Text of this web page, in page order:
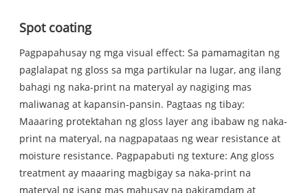
Spot coating
Pagpapahusay ng mga visual effect: Sa pamamagitan ng
paglalapat ng gloss sa mga partikular na lugar, ang ilang
bahagi ng naka-print na materyal ay nagiging mas
maliwanag at kapansin-pansin. Pagtaas ng tibay:
Maaaring protektahan ng gloss layer ang ibabaw ng naka-
print na materyal, na nagpapataas ng wear resistance at
moisture resistance. Pagpapabuti ng texture: Ang gloss
treatment ay maaaring magbigay sa naka-print na
materyal ng isang mas mahusay na pakiramdam at